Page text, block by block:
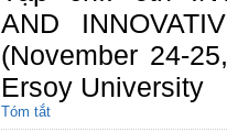
AND
(November 24-
Ersoy University
Tóm tắt